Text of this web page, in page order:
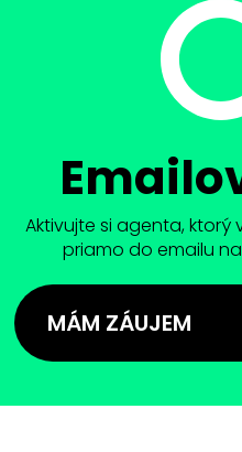
Aktivujte si agenta,
priamo do emailu
MÁM ZÁUJEM